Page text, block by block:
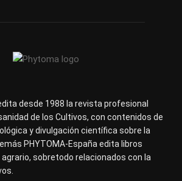
desde 1988 la revista profesional
de los Cultivos, con contenidos de
y divulgación científica sobre la
PHYTOMA-España edita libros
sobretodo relacionados con la